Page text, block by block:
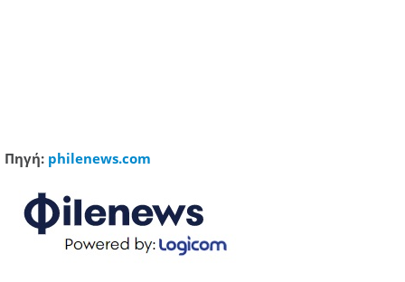
Πηγή: philenews.com